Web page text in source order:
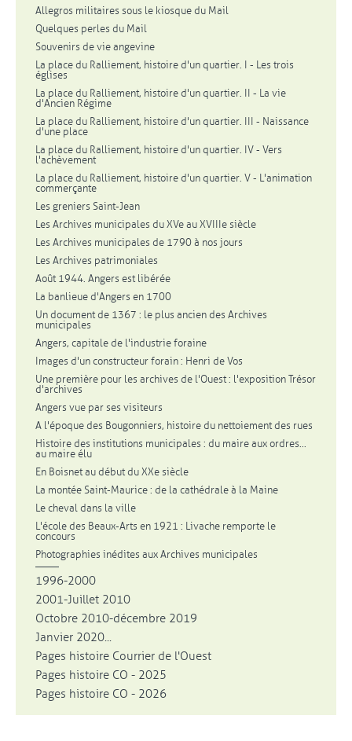
Allegros militaires sous le kiosque du Mail
Quelques perles du Mail
Souvenirs de vie angevine
La place du Ralliement, histoire d'un quartier. I - Les trois
églises
La place du Ralliement, histoire d'un quartier. II - La vie
d'Ancien Régime
La place du Ralliement, histoire d'un quartier. III - Naissance
d'une place
La place du Ralliement, histoire d'un quartier. IV - Vers
l'achèvement
La place du Ralliement, histoire d'un quartier. V - L'animation
commerçante
Les greniers Saint-Jean
Les Archives municipales du XVe au XVIIIe siècle
Les Archives municipales de 1790 à nos jours
Les Archives patrimoniales
Août 1944. Angers est libérée
La banlieue d'Angers en 1700
Un document de 1367 : le plus ancien des Archives
municipales
Angers, capitale de l'industrie foraine
Images d'un constructeur forain : Henri de Vos
Une première pour les archives de l'Ouest : l'exposition Trésor
d'archives
Angers vue par ses visiteurs
A l'époque des Bougonniers, histoire du nettoiement des rues
Histoire des institutions municipales : du maire aux ordres...
au maire élu
En Boisnet au début du XXe siècle
La montée Saint-Maurice : de la cathédrale à la Maine
Le cheval dans la ville
L'école des Beaux-Arts en 1921 : Livache remporte le
concours
Photographies inédites aux Archives municipales
1996-2000
2001-Juillet 2010
Octobre 2010-décembre 2019
Janvier 2020...
Pages histoire Courrier de l'Ouest
Pages histoire CO - 2025
Pages histoire CO - 2026